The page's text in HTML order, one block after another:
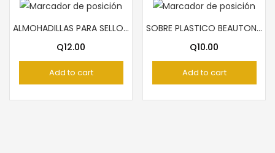
ALMOHADILLAS PARA SELLOS AZUL ARTESCO
Q12.00
Add to cart
SOBRE PLASTICO BEAUTONE NEGROS
Q10.00
Add to cart